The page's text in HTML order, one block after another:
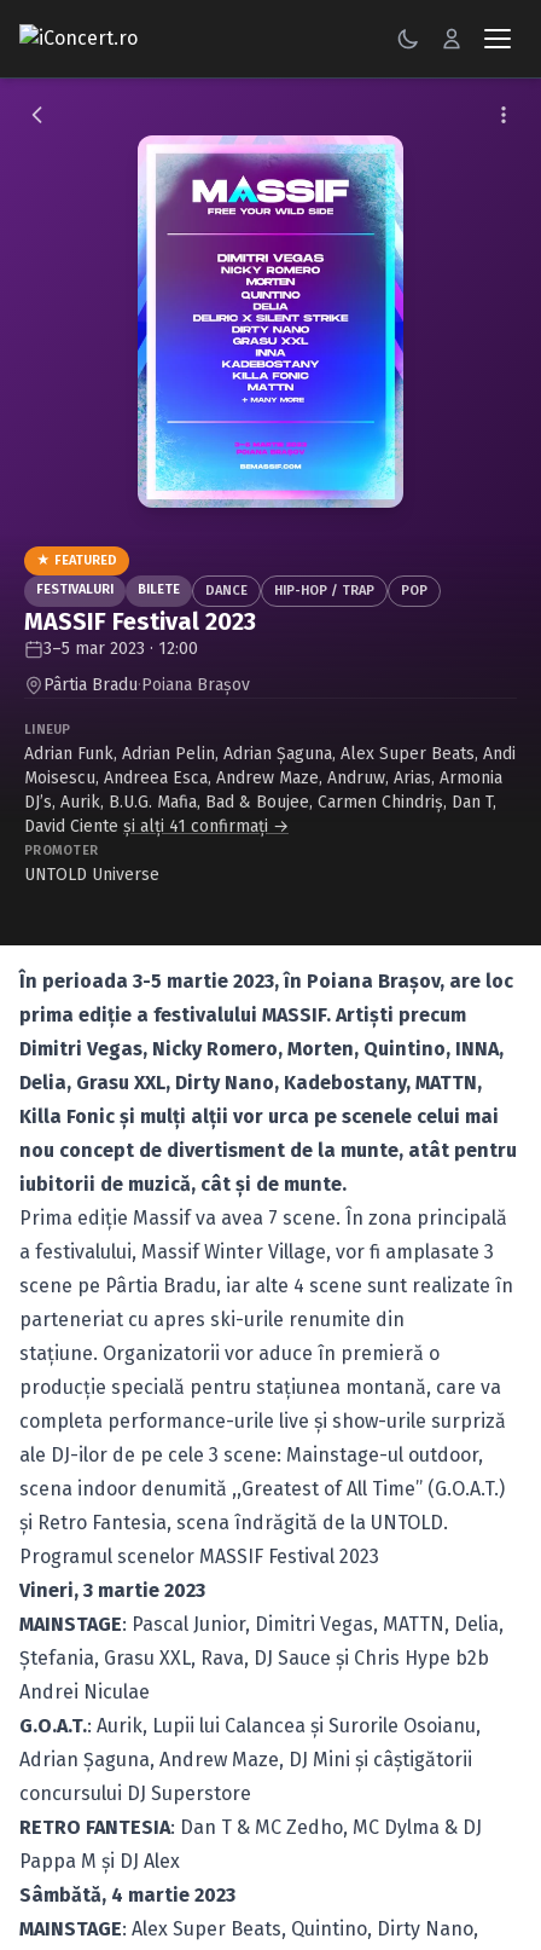
CONCERTE
Caută în site...
★ FEATURED
FESTIVALURI
BILETE DANCE HIP-HOP / TRAP POP
MASSIF Festival 2023
3–5 mar 2023 · 12:00
Pârtia Bradu·Poiana Braşov
LINEUP
Adrian Funk, Adrian Pelin, Adrian Șaguna, Alex Super Beats, Andi
Moisescu, Andreea Esca, Andrew Maze, Andruw, Arias, Armonia
DJ’s, Aurik, B.U.G. Mafia, Bad & Boujee, Carmen Chindriș, Dan T,
David Ciente și alți 41 confirmați →
PROMOTER
UNTOLD Universe
În perioada 3-5 martie 2023, în Poiana Brașov, are loc
prima ediție a festivalului MASSIF. Artiști precum
Dimitri Vegas, Nicky Romero, Morten, Quintino, INNA,
Delia, Grasu XXL, Dirty Nano, Kadebostany, MATTN,
Killa Fonic și mulți alții vor urca pe scenele celui mai
nou concept de divertisment de la munte, atât pentru
iubitorii de muzică, cât și de munte.
Prima ediție Massif va avea 7 scene. În zona principală
a festivalului, Massif Winter Village, vor fi amplasate 3
scene pe Pârtia Bradu, iar alte 4 scene sunt realizate în
parteneriat cu apres ski-urile renumite din
stațiune. Organizatorii vor aduce în premieră o
producție specială pentru stațiunea montană, care va
completa performance-urile live și show-urile surpriză
ale DJ-ilor de pe cele 3 scene: Mainstage-ul outdoor,
scena indoor denumită ,,Greatest of All Time’’ (G.O.A.T.)
și Retro Fantesia, scena îndrăgită de la UNTOLD.
Programul scenelor MASSIF Festival 2023
Vineri, 3 martie 2023
MAINSTAGE: Pascal Junior, Dimitri Vegas, MATTN, Delia,
Ștefania, Grasu XXL, Rava, DJ Sauce și Chris Hype b2b
Andrei Niculae
G.O.A.T.: Aurik, Lupii lui Calancea și Surorile Osoianu,
Adrian Șaguna, Andrew Maze, DJ Mini și câștigătorii
concursului DJ Superstore
RETRO FANTESIA: Dan T & MC Zedho, MC Dylma & DJ
Pappa M și DJ Alex
Sâmbătă, 4 martie 2023
MAINSTAGE: Alex Super Beats, Quintino, Dirty Nano,